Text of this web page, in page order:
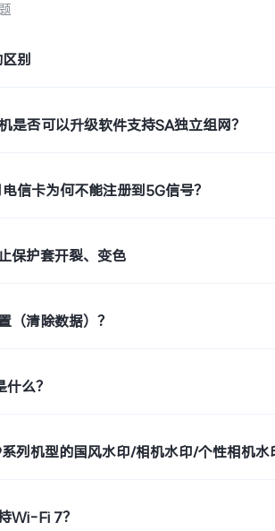
别
是否可以升级软件支持SA独立组网？
信卡为何不能注册到5G信号？
保护套开裂、变色
（清除数据）？
么？
列机型的国风水印/相机水印/个性相机水
Wi-Fi 7？